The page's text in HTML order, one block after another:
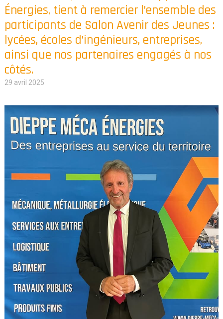
Énergies, tient à remercier l’ensemble des
participants de Salon Avenir des Jeunes :
lycées, écoles d’ingénieurs, entreprises,
ainsi que nos partenaires engagés à nos
côtés.
29 avril 2025